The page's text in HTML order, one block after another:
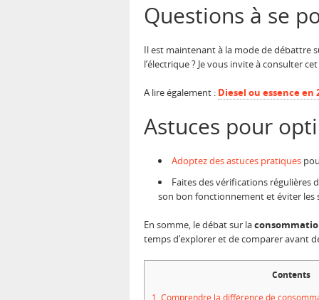
Questions à se
Il est maintenant à la mode de débattre
l’électrique ? Je vous invite à consulter cet
A lire également : Diesel ou essence en
Astuces pour
Adoptez des astuces pratiques
Faites des vérifications régulières
son bon fonctionnement et éviter les
En somme, le débat sur la
temps d’explorer et de comparer avant
Contents
1. Comprendre la différence de